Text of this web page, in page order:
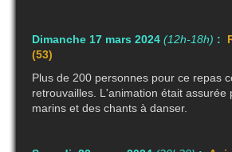
Dimanche 17 mars 2024 (12h-18h) :
(53)
Plus de 200 personnes pour ce repas
retrouvailles. L'animation était
marins et des chants à danser.